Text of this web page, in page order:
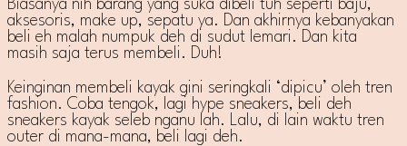
Biasanya nih barang yang suka dibeli tuh seperti baju,
aksesoris, make up, sepatu ya. Dan akhirnya kebanyakan
beli eh malah numpuk deh di sudut lemari. Dan kita
masih saja terus membeli. Duh!
Keinginan membeli kayak gini seringkali ‘dipicu’ oleh tren
fashion. Coba tengok, lagi hype sneakers, beli deh
sneakers kayak seleb nganu lah. Lalu, di lain waktu tren
outer di mana-mana, beli lagi deh.